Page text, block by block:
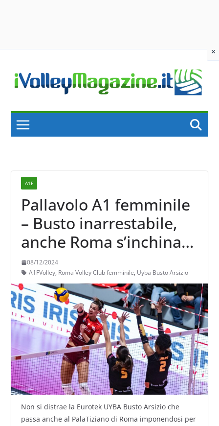
×
content
A1F
Pallavolo A1 femminile
– Busto inarrestabile,
anche Roma s’inchina
3-0
08/12/2024
A1FVolley, Roma Volley Club femminile, Uyba Busto Arsizio
Non si distrae la Eurotek UYBA Busto Arsizio che
passa anche al PalaTiziano di Roma imponendosi per